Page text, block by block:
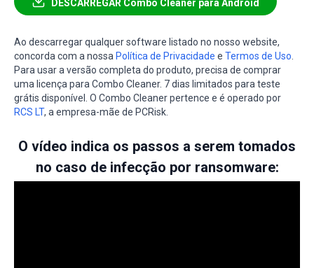
DESCARREGAR Combo Cleaner para Android
Ao descarregar qualquer software listado no nosso website,
concorda com a nossa Política de Privacidade e Termos de Uso.
Para usar a versão completa do produto, precisa de comprar
uma licença para Combo Cleaner. 7 dias limitados para teste
grátis disponível. O Combo Cleaner pertence e é operado por
RCS LT, a empresa-mãe de PCRisk.
O vídeo indica os passos a serem tomados
no caso de infecção por ransomware: